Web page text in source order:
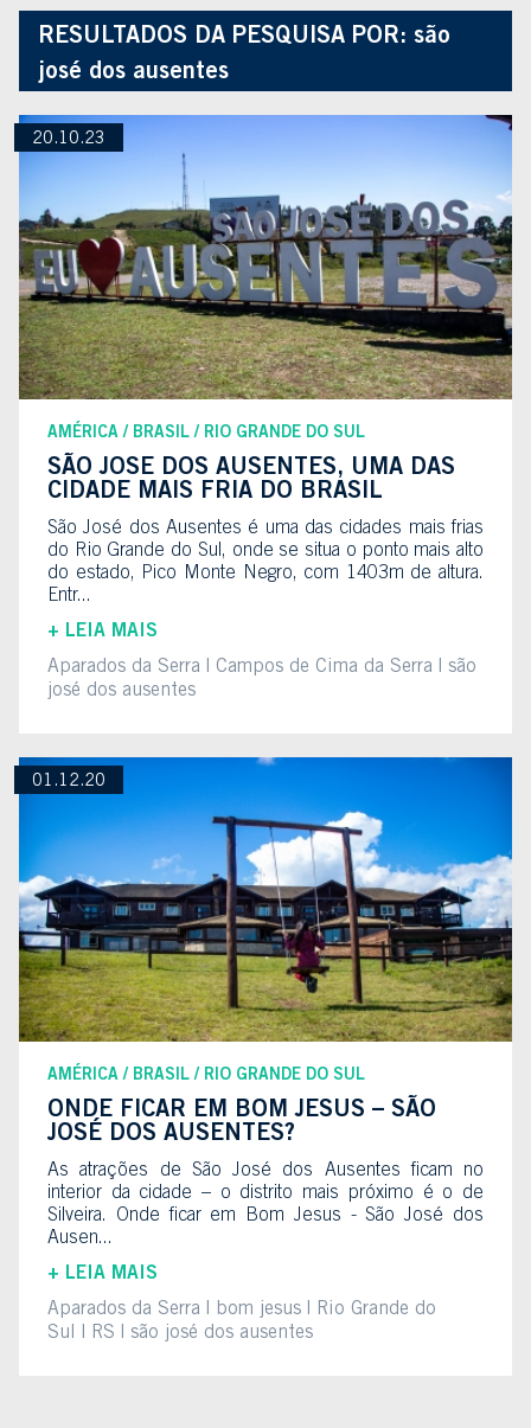
RESULTADOS DA PESQUISA POR: são
josé dos ausentes
20.10.23
AMÉRICA BRASIL RIO GRANDE DO SUL
SÃO JOSE DOS AUSENTES, UMA DAS
CIDADE MAIS FRIA DO BRASIL
São José dos Ausentes é uma das cidades mais frias
do Rio Grande do Sul, onde se situa o ponto mais alto
do estado, Pico Monte Negro, com 1403m de altura.
Entr...
+ LEIA MAIS
Aparados da Serra
Campos de Cima da Serra
são
josé dos ausentes
01.12.20
AMÉRICA BRASIL RIO GRANDE DO SUL
ONDE FICAR EM BOM JESUS – SÃO
JOSÉ DOS AUSENTES?
As atrações de São José dos Ausentes ficam no
interior da cidade – o distrito mais próximo é o de
Silveira. Onde ficar em Bom Jesus - São José dos
Ausen...
+ LEIA MAIS
Aparados da Serra
bom jesus
Rio Grande do
Sul
RS são josé dos ausentes